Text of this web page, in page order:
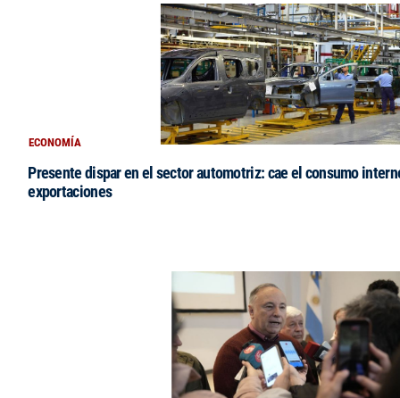
ECONOMÍA
Presente dispar en el sector automotriz: cae el consumo
exportaciones